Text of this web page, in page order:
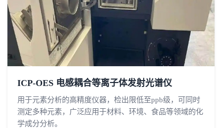
ICP-OES 电感耦合等离子体发射光谱仪
用于元素分析的高精度仪器，检出限低至ppb级，可同时
测定多种元素，广泛应用于材料、环境、食品等领域的化
学成分分析。